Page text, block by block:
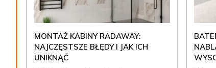
MONTAŻ KABINY RADAWAY:
NAJCZĘSTSZE BŁĘDY I JAK ICH
UNIKNĄĆ